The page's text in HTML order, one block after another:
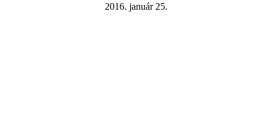
2016. január 25.